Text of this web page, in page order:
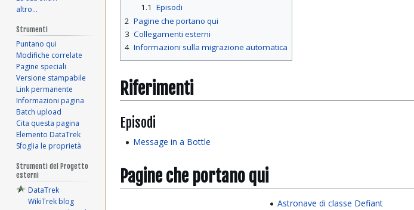
1.1 Episodi
2 Pagine che portano qui
3 Collegamenti esterni
4 Informazioni sulla migrazione automatica
Riferimenti
Episodi
Message in a Bottle
Pagine che portano qui
Astronave di classe Defiant
altro…
Strumenti
Puntano qui
Modifiche correlate
Pagine speciali
Versione stampabile
Link permanente
Informazioni pagina
Batch upload
Cita questa pagina
Elemento DataTrek
Sfoglia le proprietà
Strumenti del Progetto
esterni
DataTrek
WikiTrek blog